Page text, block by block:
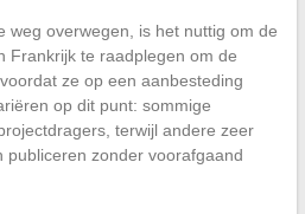
weg overwegen, is het nuttig om de
Frankrijk te raadplegen om de
ze op een aanbesteding
op dit punt: sommige
terwijl andere zeer
publiceren zonder voorafgaand